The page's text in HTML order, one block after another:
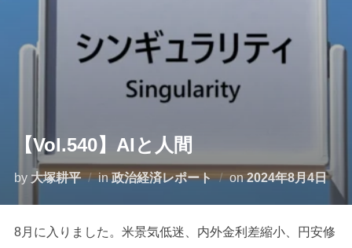
【Vol.540】AIと人間
by 大塚耕平 in政治経済レポート on投
2024年8月4日
8月に入りました。米景気低迷、内外金利差縮小、円安修